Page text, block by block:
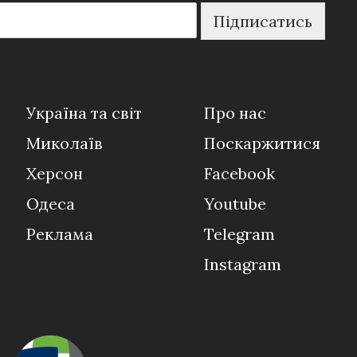
Підписатись
Україна та світ
Миколаїв
Херсон
Одеса
Реклама
Про нас
Поскаржитися
Facebook
Youtube
Telegram
Instagram